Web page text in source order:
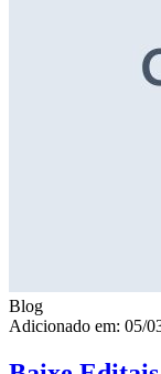
Blog
Adicionado em: 05/